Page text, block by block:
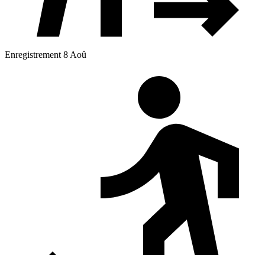
Enregistrement 8 Aoû